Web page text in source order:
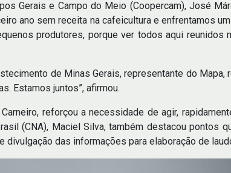
Gerais e Campo do Meio (Coopercam), José
ano sem receita na cafeicultura e enfrentamos
produtores, porque ver todos aqui reunidos
de Minas Gerais, representante do Mapa,
Estamos juntos”, afirmou.
reforçou a necessidade de agir,
(CNA), Maciel Silva, também destacou pontos
das informações para elaboração de